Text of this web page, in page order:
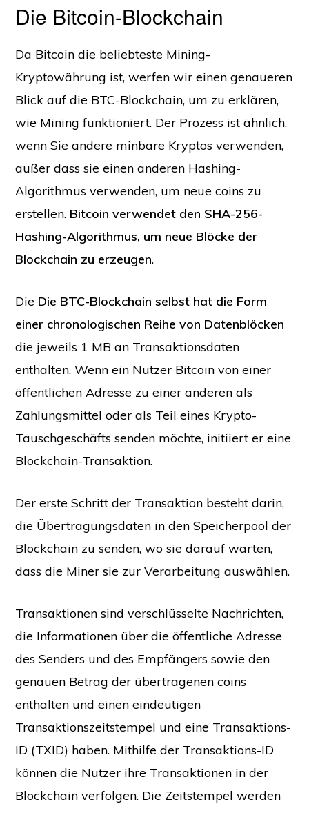
Die Bitcoin-Blockchain
Da Bitcoin die beliebteste Mining-
Kryptowährung ist, werfen wir einen genaueren
Blick auf die BTC-Blockchain, um zu erklären,
wie Mining funktioniert. Der Prozess ist ähnlich,
wenn Sie andere minbare Kryptos verwenden,
außer dass sie einen anderen Hashing-
Algorithmus verwenden, um neue coins zu
erstellen. Bitcoin verwendet den SHA-256-
Hashing-Algorithmus, um neue Blöcke der
Blockchain zu erzeugen.
Die Die BTC-Blockchain selbst hat die Form
einer chronologischen Reihe von Datenblöcken
die jeweils 1 MB an Transaktionsdaten
enthalten. Wenn ein Nutzer Bitcoin von einer
öffentlichen Adresse zu einer anderen als
Zahlungsmittel oder als Teil eines Krypto-
Tauschgeschäfts senden möchte, initiiert er eine
Blockchain-Transaktion.
Der erste Schritt der Transaktion besteht darin,
die Übertragungsdaten in den Speicherpool der
Blockchain zu senden, wo sie darauf warten,
dass die Miner sie zur Verarbeitung auswählen.
Transaktionen sind verschlüsselte Nachrichten,
die Informationen über die öffentliche Adresse
des Senders und des Empfängers sowie den
genauen Betrag der übertragenen coins
enthalten und einen eindeutigen
Transaktionszeitstempel und eine Transaktions-
ID (TXID) haben. Mithilfe der Transaktions-ID
können die Nutzer ihre Transaktionen in der
Blockchain verfolgen. Die Zeitstempel werden